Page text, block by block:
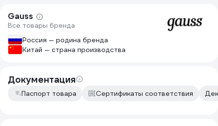
Gauss
Все товары бренда
Россия — родина бренда
Китай — страна производства
Документация
Паспорт товара Сертификаты соответствия